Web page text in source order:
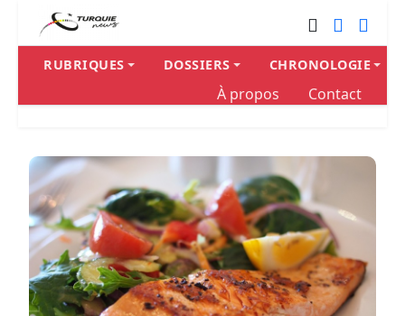
RUBRIQUES DOSSIERS CHRONOLOGIE
À propos Contact